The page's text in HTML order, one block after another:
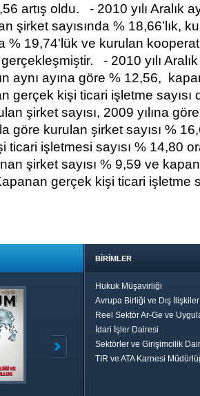
artış oldu. - 2010 yılı Aralık
şirket sayısında % 18,66’lık,
% 19,74'lük ve kurulan
gerçekleşmiştir. - 2010 yılı
aynı ayına göre % 12,56,
gerçek kişi ticari işletme sayısı
şirket sayısı, 2009 yılına
göre kurulan şirket sayısı %
işletmesi sayısı % 14,80
şirket sayısı % 9,59 ve
gerçek kişi ticari işletme
BİRİMLER
Hukuk Müşavirliği
Avrupa Birliği ve Dış
Reel Sektör Ar-Ge ve
İdari İşler Dairesi
Sektörler ve Girişimcilik
TIR ve ATA Karnesi